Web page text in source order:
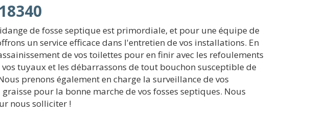
de fosse septique est primordiale, et pour une équipe de
un service efficace dans l'entretien de vos installations. En
de vos toilettes pour en finir avec les refoulements
tuyaux et les débarrassons de tout bouchon susceptible de
prenons également en charge la surveillance de vos
pour la bonne marche de vos fosses septiques. Nous
nous solliciter !